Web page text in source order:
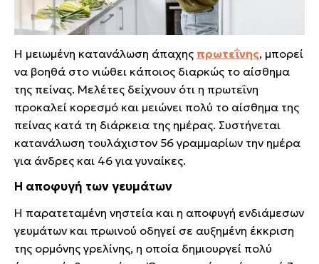
Η μειωμένη κατανάλωση άπαχης πρωτεΐνης, μπορεί
να βοηθά στο νιώθει κάποιος διαρκώς το αίσθημα
της πείνας. Μελέτες δείχνουν ότι η πρωτεΐνη
προκαλεί κορεσμό και μειώνει πολύ το αίσθημα της
πείνας κατά τη διάρκεια της ημέρας. Συστήνεται
κατανάλωση τουλάχιστον 56 γραμμαρίων την ημέρα
για άνδρες και 46 για γυναίκες.
Η αποφυγή των γευμάτων
Η παρατεταμένη νηστεία και η αποφυγή ενδιάμεσων
γευμάτων και πρωινού οδηγεί σε αυξημένη έκκριση
της ορμόνης γρελίνης, η οποία δημιουργεί πολύ